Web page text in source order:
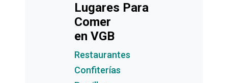
Lugares Para
Comer
en VGB
Restaurantes
Confiterías